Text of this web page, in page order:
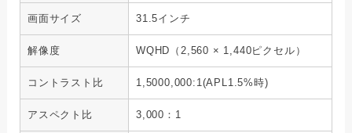
画面サイズ 31.5インチ
解像度 WQHD（2,560 × 1,440ピクセル）
コントラスト比 1,5000,000:1(APL1.5%時)
アスペクト比 3,000：1